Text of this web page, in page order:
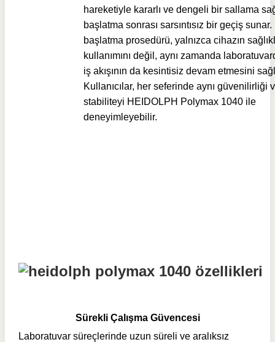
hareketiyle kararlı ve dengeli bir sallama
başlatma sonrası sarsıntısız bir geçiş
başlatma prosedürü, yalnızca cihazın
kullanımını değil, aynı zamanda
iş akışının da kesintisiz devam etmesini
Kullanıcılar, her seferinde aynı güvenilirliği
stabiliteyi HEIDOLPH Polymax 1040 ile
deneyimleyebilir.
Sürekli Çalışma Güvencesi
Laboratuvar süreçlerinde uzun süreli ve aralıksız